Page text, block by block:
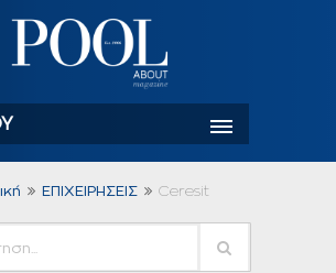
ΕΠΙΧΕΙΡΗΣΕΙΣ Ceresit